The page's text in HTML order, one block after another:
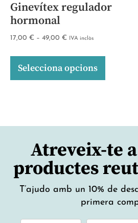
Ginevítex regulador
hormonal
17,00 € – 49,00 € IVA inclòs
Selecciona opcions
Atreveix-te
productes
T’ajudo amb un 10% de
primera